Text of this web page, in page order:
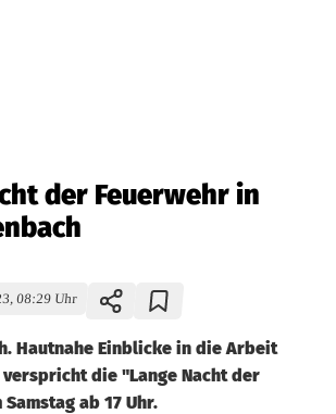
der Feuerwehr in
08:29 Uhr
Hautnahe Einblicke in die Arbeit
die "Lange Nacht der
ab 17 Uhr.